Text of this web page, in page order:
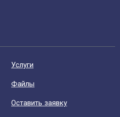
Уcлуги
Файлы
Оставить заявку